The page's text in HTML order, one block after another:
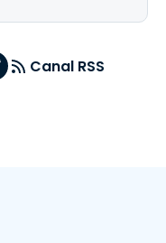
Canal RSS